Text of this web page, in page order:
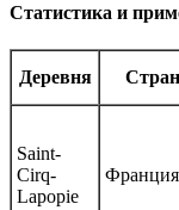
Статистика и
Деревня
Saint-
Cirq-
Lapopie
Франция